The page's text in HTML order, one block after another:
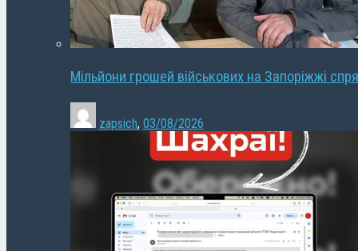
Мільйони грошей військових на Запоріжжі
zapsich, 03/08/2026